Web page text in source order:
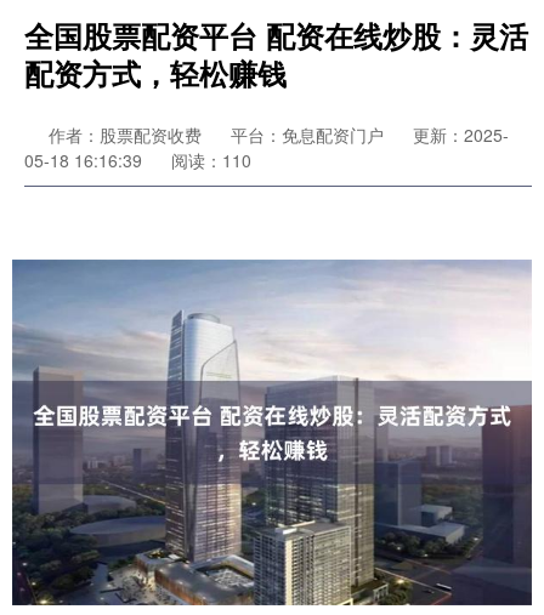
全国股票配资平台 配资在线炒股：灵活
配资方式，轻松赚钱
作者：股票配资收费 平台：免息配资门户
更新：2025-
05-18 16:16:39
阅读：110